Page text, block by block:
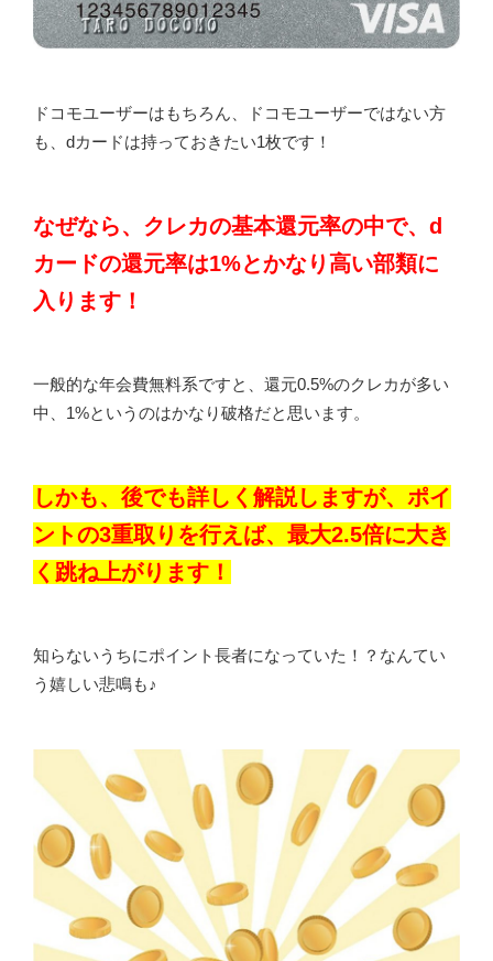
ドコモユーザーはもちろん、ドコモユーザーではない方
も、dカードは持っておきたい1枚です！
なぜなら、クレカの基本還元率の中で、d
カードの還元率は1%とかなり高い部類に
入ります！
一般的な年会費無料系ですと、還元0.5%のクレカが多い
中、1%というのはかなり破格だと思います。
しかも、後でも詳しく解説しますが、ポイ
ントの3重取りを行えば、最大2.5倍に大き
く跳ね上がります！
知らないうちにポイント長者になっていた！？なんてい
う嬉しい悲鳴も♪